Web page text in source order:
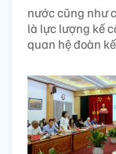
nước cũng như
là lực lượng kế
quan hệ đoàn